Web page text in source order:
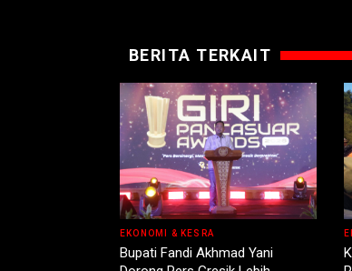
BERITA TERKAIT
EKONOMI & KESRA
Bupati Fandi Akhmad Yani